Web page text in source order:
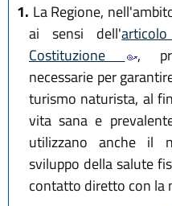
1. La Regione,
ai sensi dell'
Costituzione
,
necessarie per
turismo naturista, al
vita sana e
utilizzano anche il
sviluppo della salute
contatto diretto con la